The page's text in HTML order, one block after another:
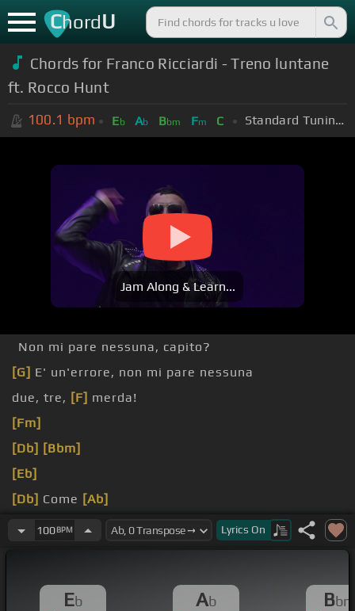
ChordU
Chords for Franco Ricciardi - Treno luntane
ft. Rocco Hunt
100.1 bpm Eb Ab Bbm Fm C Standard Tuning (EADGBE)
Jam Along & Learn...
Non mi pare nessuna, capito?
[G] E' un'errore, non mi pare nessuna
due, tre, [F] merda!
[Fm]
[Db] [Bbm]
[Eb]
[Db] Come [Ab]
[F]si scagna da quanto tempo che ando vecchio
100BPM Lyrics On
Eb Ab Bbm